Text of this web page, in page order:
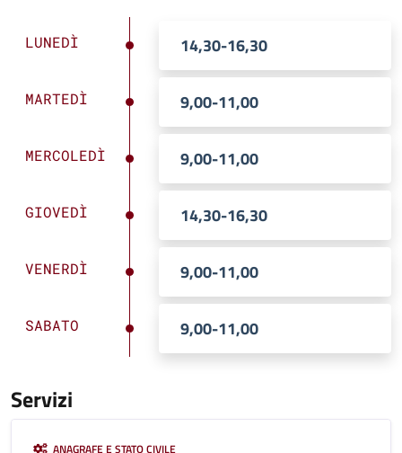
LUNEDÌ 14,30-16,30
MARTEDÌ 9,00-11,00
MERCOLEDÌ 9,00-11,00
GIOVEDÌ 14,30-16,30
VENERDÌ 9,00-11,00
SABATO 9,00-11,00
Servizi
ANAGRAFE E STATO CIVILE